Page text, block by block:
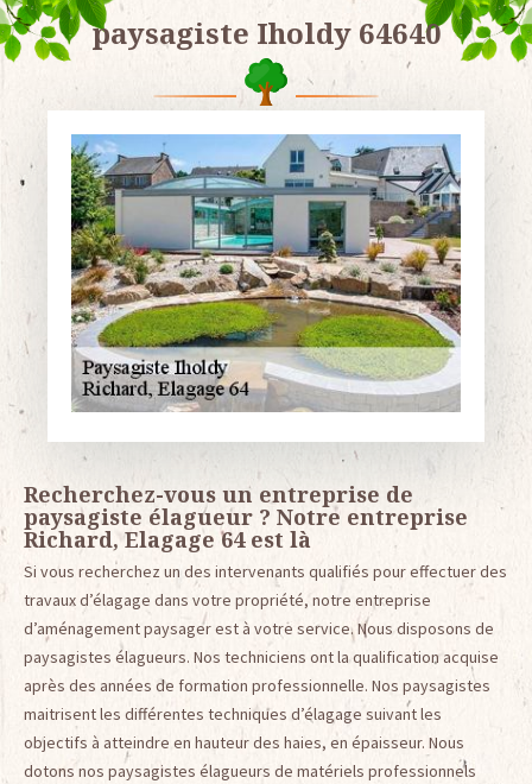
paysagiste Iholdy 64640
Recherchez-vous un entreprise de
paysagiste élagueur ? Notre entreprise
Richard, Elagage 64 est là
Si vous recherchez un des intervenants qualifiés pour effectuer des
travaux d’élagage dans votre propriété, notre entreprise
d’aménagement paysager est à votre service. Nous disposons de
paysagistes élagueurs. Nos techniciens ont la qualification acquise
après des années de formation professionnelle. Nos paysagistes
maitrisent les différentes techniques d’élagage suivant les
objectifs à atteindre en hauteur des haies, en épaisseur. Nous
dotons nos paysagistes élagueurs de matériels professionnels